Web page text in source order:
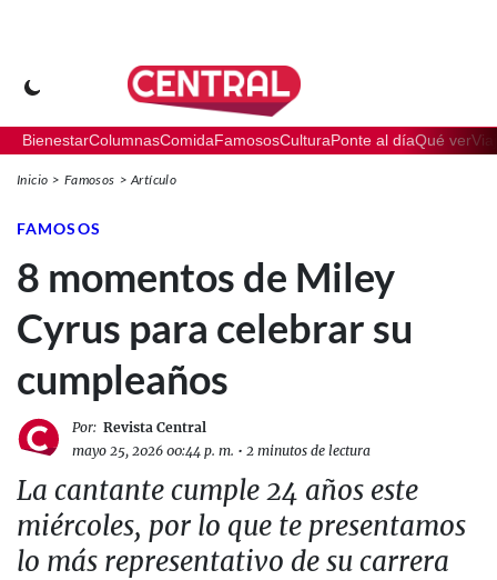
BienestarColumnasComidaFamososCulturaPonte al díaQué ver
Inicio Famosos Artículo
FAMOSOS
8 momentos de Miley
Cyrus para celebrar su
cumpleaños
Por: Revista Central
mayo 25, 2026 00:44 p. m. • 2 minutos de lectura
La cantante cumple 24 años este
miércoles, por lo que te presentamos
lo más representativo de su carrera